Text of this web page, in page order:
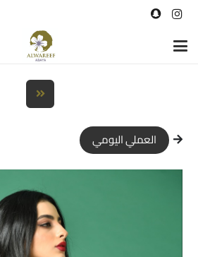
العملي اليومي